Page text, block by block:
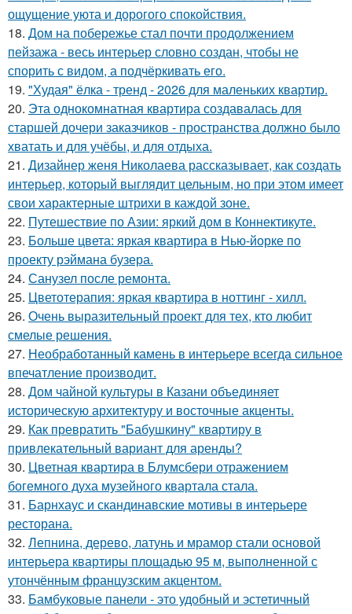
ощущение уюта и дорогого спокойствия.
18. Дом на побережье стал почти продолжением
пейзажа - весь интерьер словно создан, чтобы не
спорить с видом, а подчёркивать его.
19. "Худая" ёлка - тренд - 2026 для маленьких квартир.
20. Эта однокомнатная квартира создавалась для
старшей дочери заказчиков - пространства должно было
хватать и для учёбы, и для отдыха.
21. Дизайнер женя Николаева рассказывает, как создать
интерьер, который выглядит цельным, но при этом имеет
свои характерные штрихи в каждой зоне.
22. Путешествие по Азии: яркий дом в Коннектикуте.
23. Больше цвета: яркая квартира в Нью-йорке по
проекту рэймана бузера.
24. Санузел после ремонта.
25. Цветотерапия: яркая квартира в ноттинг - хилл.
26. Очень выразительный проект для тех, кто любит
смелые решения.
27. Необработанный камень в интерьере всегда сильное
впечатление производит.
28. Дом чайной культуры в Казани объединяет
историческую архитектуру и восточные акценты.
29. Как превратить "Бабушкину" квартиру в
привлекательный вариант для аренды?
30. Цветная квартира в Блумсбери отражением
богемного духа музейного квартала стала.
31. Барнхаус и скандинавские мотивы в интерьере
ресторана.
32. Лепнина, дерево, латунь и мрамор стали основой
интерьера квартиры площадью 95 м, выполненной с
утончённым французским акцентом.
33. Бамбуковые панели - это удобный и эстетичный